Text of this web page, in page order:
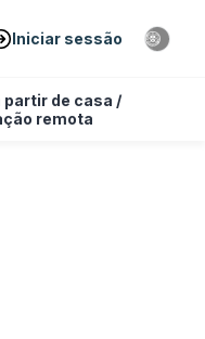
Iniciar sessão
partir de casa /
remota